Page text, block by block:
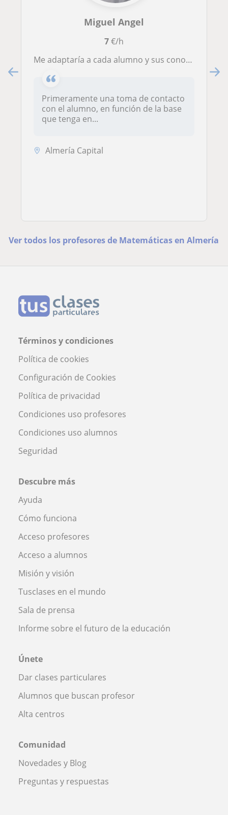
Miguel Angel
7€/h
Me adaptaría a cada alumno y sus conomientos.
Primeramente una toma de contacto
con el alumno, en función de la base
que tenga en...
Almería Capital
Ver todos los profesores de Matemáticas en Almería
Términos y condiciones
Política de cookies
Configuración de Cookies
Política de privacidad
Condiciones uso profesores
Condiciones uso alumnos
Seguridad
Descubre más
Ayuda
Cómo funciona
Acceso profesores
Acceso a alumnos
Misión y visión
Tusclases en el mundo
Sala de prensa
Informe sobre el futuro de la educación
Únete
Dar clases particulares
Alumnos que buscan profesor
Alta centros
Comunidad
Novedades y Blog
Preguntas y respuestas